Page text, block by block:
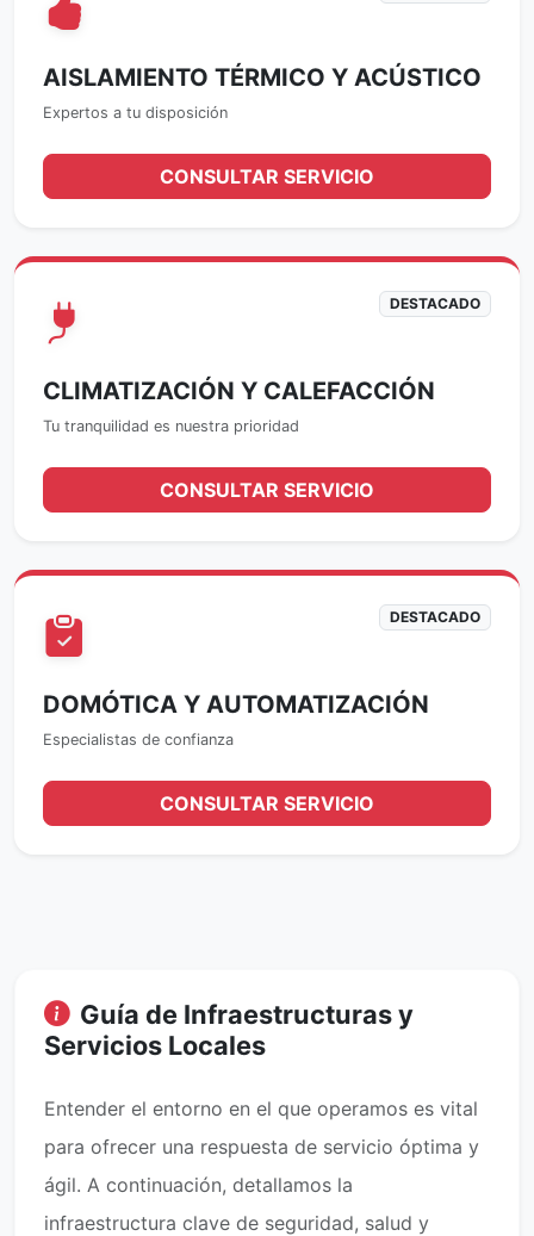
AISLAMIENTO TÉRMICO Y ACÚSTICO
Expertos a tu disposición
CONSULTAR SERVICIO
DESTACADO
CLIMATIZACIÓN Y CALEFACCIÓN
Tu tranquilidad es nuestra prioridad
CONSULTAR SERVICIO
DESTACADO
DOMÓTICA Y AUTOMATIZACIÓN
Especialistas de confianza
CONSULTAR SERVICIO
Guía de Infraestructuras y
Servicios Locales
Entender el entorno en el que operamos es vital
para ofrecer una respuesta de servicio óptima y
ágil. A continuación, detallamos la
infraestructura clave de seguridad, salud y